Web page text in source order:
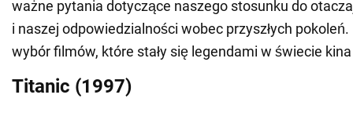
ważne pytania dotyczące naszego stosunku do
i naszej odpowiedzialności wobec przyszłych pokoleń.
wybór filmów, które stały się legendami w świecie
Titanic (1997)